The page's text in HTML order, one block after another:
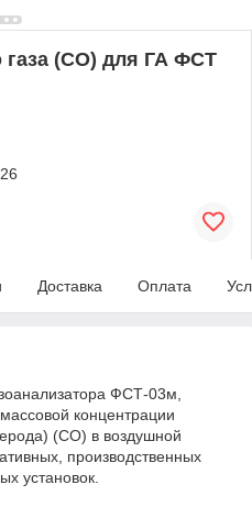
газа (CO) для ГА ФСТ
Доставка Оплата
ФСТ-03м,
концентрации
(CO) в воздушной
производственных
установок.